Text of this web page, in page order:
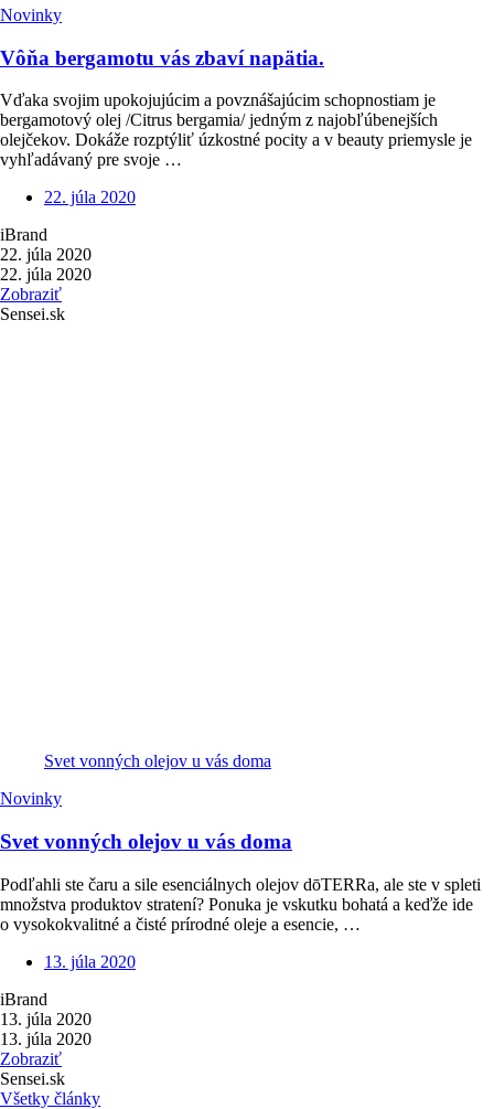
Novinky
Vôňa bergamotu vás zbaví napätia.
Vďaka svojim upokojujúcim a povznášajúcim schopnostiam je
bergamotový olej /Citrus bergamia/ jedným z najobľúbenejších
olejčekov. Dokáže rozptýliť úzkostné pocity a v beauty priemysle je
vyhľadávaný pre svoje …
22. júla 2020
iBrand
22. júla 2020
22. júla 2020
Zobraziť
Sensei.sk
Svet vonných olejov u vás doma
Novinky
Svet vonných olejov u vás doma
Podľahli ste čaru a sile esenciálnych olejov dōTERRa, ale ste v spleti
množstva produktov stratení? Ponuka je vskutku bohatá a keďže ide
o vysokokvalitné a čisté prírodné oleje a esencie, …
13. júla 2020
iBrand
13. júla 2020
13. júla 2020
Zobraziť
Sensei.sk
Všetky články